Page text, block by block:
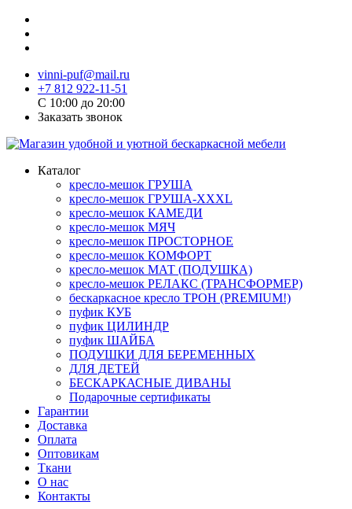
vinni-puf@mail.ru
+7 812 922-11-51
C 10:00 до 20:00
Заказать звонок
Каталог
кресло-мешок ГРУША
кресло-мешок ГРУША-XXXL
кресло-мешок КАМЕДИ
кресло-мешок МЯЧ
кресло-мешок ПРОСТОРНОЕ
кресло-мешок КОМФОРТ
кресло-мешок МАТ (ПОДУШКА)
кресло-мешок РЕЛАКС (ТРАНСФОРМЕР)
бескаркасное кресло ТРОН (PREMIUM!)
пуфик КУБ
пуфик ЦИЛИНДР
пуфик ШАЙБА
ПОДУШКИ ДЛЯ БЕРЕМЕННЫХ
ДЛЯ ДЕТЕЙ
БЕСКАРКАСНЫЕ ДИВАНЫ
Подарочные сертификаты
Гарантии
Доставка
Оплата
Оптовикам
Ткани
О нас
Контакты